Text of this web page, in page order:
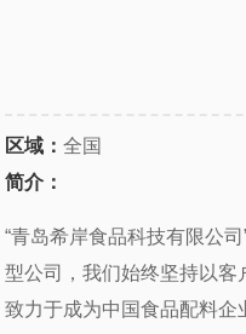
区域： 全国
简介：
“青岛希岸食品科技有限公
型公司，我们始终坚持以客
致力于成为中国食品配料企